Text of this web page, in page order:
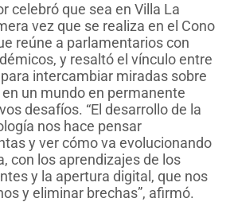
celebró que sea en Villa La
vez que se realiza en el Cono
reúne a parlamentarios con
y resaltó el vínculo entre
intercambiar miradas sobre
un mundo en permanente
desafíos. “El desarrollo de la
nos hace pensar
y ver cómo va evolucionando
con los aprendizajes de los
y la apertura digital, que nos
y eliminar brechas”, afirmó.